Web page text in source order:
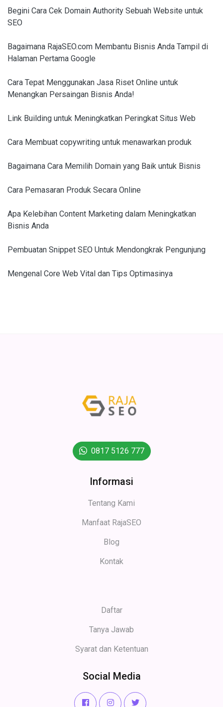
Begini Cara Cek Domain Authority Sebuah Website untuk
SEO
Bagaimana RajaSEO.com Membantu Bisnis Anda Tampil di
Halaman Pertama Google
Cara Tepat Menggunakan Jasa Riset Online untuk
Menangkan Persaingan Bisnis Anda!
Link Building untuk Meningkatkan Peringkat Situs Web
Cara Membuat copywriting untuk menawarkan produk
Bagaimana Cara Memilih Domain yang Baik untuk Bisnis
Cara Pemasaran Produk Secara Online
Apa Kelebihan Content Marketing dalam Meningkatkan
Bisnis Anda
Pembuatan Snippet SEO Untuk Mendongkrak Pengunjung
Mengenal Core Web Vital dan Tips Optimasinya
0817 5126 777
Informasi
Tentang Kami
Manfaat RajaSEO
Blog
Kontak
Daftar
Tanya Jawab
Syarat dan Ketentuan
Social Media